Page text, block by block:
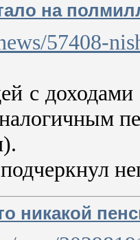
на
57408-
с
никакой